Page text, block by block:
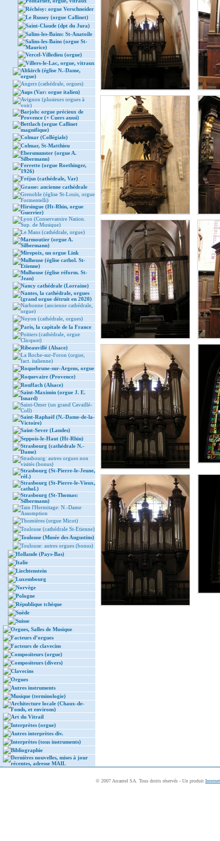
Réchésy: orgue Verschneider
Le Russey (orgue Callinet)
Saint-Claude (dpt du Jura)
Salins-les-Bains: St-Anatoile
Salins-les-Bains (orgue St-
Maurice)
Vercel-Villedieu (orgue)
Villers-le-Lac, orgue, vitraux
Altkirch (église N.-Dame,
orgue)
Angers (cathédrale, orgues)
Aups (Var: orgue italien)
Avignon (plusieurs orgues à
voir)
Barjols: orgue précieux de
Provence (+ Cuers aussi)
Bettlach (orgue Callinet
magnifique)
Colmar (Collégiale)
Colmar, St-Matthieu
Ebersmunster (orgue A.
Silbermann)
Ferrette (orgue Roethinger,
1926)
Fréjus (cathédrale, Var)
Grasse: ancienne cathédrale
Grenoble (église St-Louis, orgue
Formentelli)
Hirsingue (Ht-Rhin, orgue
Guerrier)
Lyon (Conservatoire Nation.
Sup. de Musique)
Le Mans (cathédrale, orgue)
Marmoutier (orgue A.
Silbermann)
Mirepoix, un orgue Link
Mulhouse (église cathol. St-
Etienne)
Mulhouse (église réform. St-
Jean)
Nancy cathédrale (Lorraine)
Nantes, la cathédrale, orgues
(grand orgue détruit en 2020)
Narbonne (ancienne cathédrale,
orgue)
Noyon (cathédrale, orgues)
Paris, la capitale de la France
Poitiers (cathédrale, orgue
Clicquot)
Ribeauvillé (Alsace)
La Roche-sur-Foron (orgue,
fact. italienne)
Roquebrune-sur-Argens, orgue
Roquevaire (Provence)
Rouffach (Alsace)
Saint-Maximin (orgue J. E.
Isnard)
Saint-Omer (un grand Cavaillé-
Coll)
Saint-Raphaël (N.-Dame-de-la-
Victoire)
Saint-Sever (Landes)
Seppois-le-Haut (Ht-Rhin)
Strasbourg (cathédrale N.-
Dame)
Strasbourg: autres orgues non
visités (bonus)
Strasbourg (St-Pierre-le-Jeune,
réf.)
Strasbourg (St-Pierre-le-Vieux,
cathol.)
Strasbourg (St-Thomas:
Silbermann)
Tain l'Hermitage: N.-Dame
Assomption
Thomières (orgue Micot)
Toulouse (cathédrale St-Etienne)
Toulouse (Musée des Augustins)
Toulouse: autres orgues (bonus)
Hollande (Pays-Bas)
Italie
Liechtenstein
Luxembourg
Norvège
Pologne
République tchèque
Suède
Suisse
Orgues, Salles de Musique
Facteurs d’orgues
Facteurs de clavecins
Compositeurs (orgue)
Compositeurs (divers)
Clavecins
Orgues
Autres instruments
Musique (terminologie)
Architecture locale (Chaux-de-
Fonds, et environs)
Art du Vitrail
Interprètes (orgue)
Autres interprètes div.
Interprètes (tous instruments)
Bibliographie
Dernières nouvelles, mises à jour
récentes, adresse MAIL
© 2007 Arcantel SA. Tous droits réservés - Un produit